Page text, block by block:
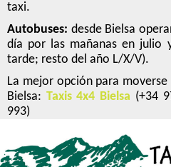
taxi.
Autobuses: desde Bielsa
día por las mañanas en julio
tarde; resto del año L/X/V).
La mejor opción para
Bielsa: Taxis 4x4 Bielsa (+34
993)